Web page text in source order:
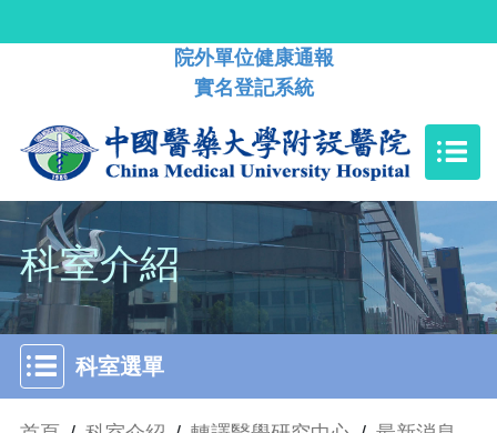
院外單位健康通報
實名登記系統
科室介紹
科室選單